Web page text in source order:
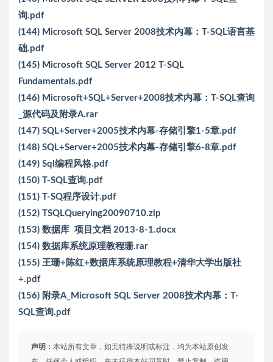
询.pdf
(144) Microsoft SQL Server 2008技术内幕：T-SQL语言基
础.pdf
(145) Microsoft SQL Server 2012 T-SQL
Fundamentals.pdf
(146) Microsoft+SQL+Server+2008技术内幕：T-SQL查询
_源代码及附录A.rar
(147) SQL+Server+2005技术内幕-存储引擎1-5章.pdf
(148) SQL+Server+2005技术内幕-存储引擎6-8章.pdf
(149) Sql编程风格.pdf
(150) T-SQL查询.pdf
(151) T-SQ程序设计.pdf
(152) TSQLQuerying20090710.zip
(153) 数据库 项目文档 2013-8-1.docx
(154) 数据库系统原理教程珊.rar
(155) 王珊+陈红+数据库系统原理教程+清华大学出版社
+.pdf
(156) 附录A_Microsoft SQL Server 2008技术内幕：T-
SQL查询.pdf
声明： 本站所有文章，如无特殊说明或标注，均为本站原创发